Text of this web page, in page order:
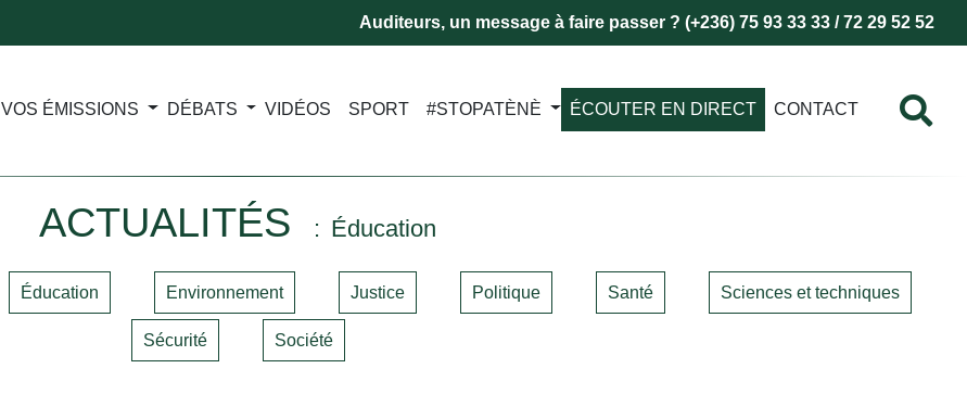
Auditeurs, un message à faire passer ? (+236) 75 93 33 33 / 72 29 52 52
VOS ÉMISSIONS DÉBATS VIDÉOS SPORT #STOPATÈNÈ ÉCOUTER EN DIRECT CONTACT
ACTUALITÉS Éducation
Éducation Environnement Justice Politique Santé Sciences et techniques
Sécurité Société